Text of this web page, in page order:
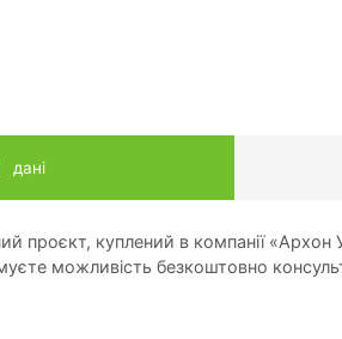
дані
проєкт, куплений в компанії «Архон
можливість безкоштовно